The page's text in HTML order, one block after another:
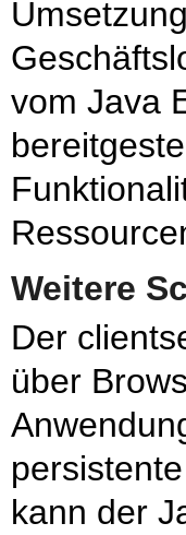
vom Java
Weitere
Der
über
kann der